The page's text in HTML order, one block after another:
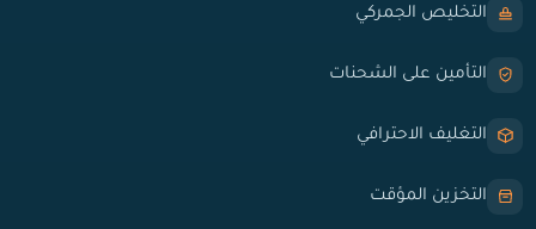
التخليص الجمركي
التأمين على الشحنات
التغليف الاحترافي
التخزين المؤقت